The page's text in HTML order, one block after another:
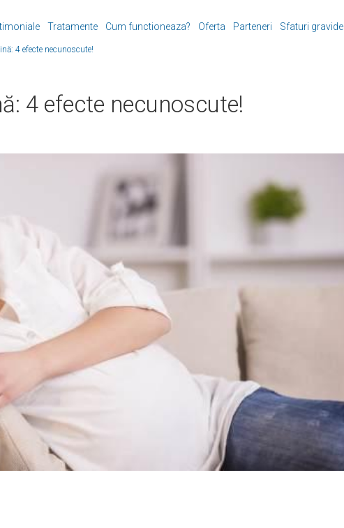
Tratamente Cum functioneaza? Oferta Parteneri Sfaturi gravide
4 efecte necunoscute!
4 efecte necunoscute!